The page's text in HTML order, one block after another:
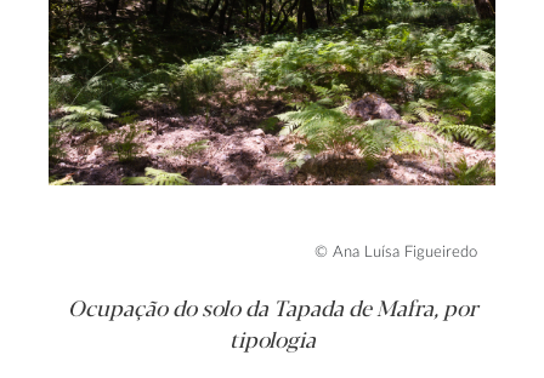
© Ana Luísa Figueiredo
Ocupação do solo da Tapada de Mafra, por
tipologia